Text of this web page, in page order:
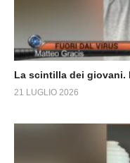
La scintilla dei giovani.
21 LUGLIO 2026